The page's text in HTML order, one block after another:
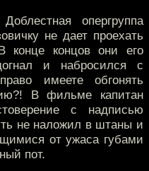
опергруппа
не дает проехать
конце концов они его
и набросился с
имеете обгонять
В фильме капитан
с надписью
не наложил в штаны и
от ужаса губами
пот.